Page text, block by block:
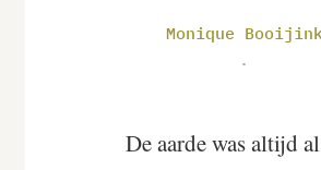
Monique
.
De aarde was altijd